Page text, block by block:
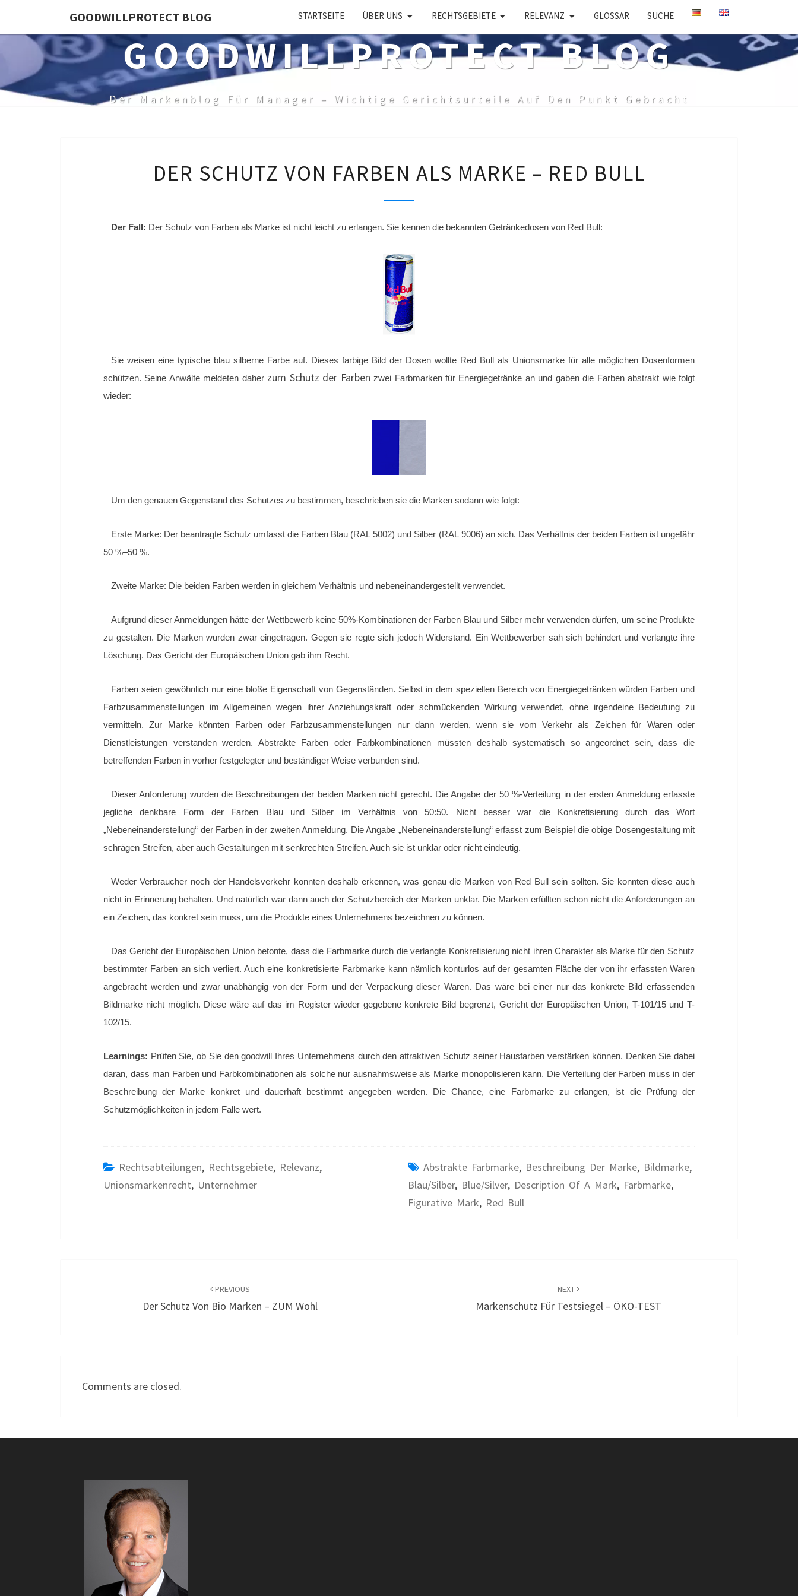
content
GOODWILLPROTECT BLOG STARTSEITE ÜBER UNS RECHTSGEBIETE RELEVANZ GLOSSAR SUCHE
GOODWILLPROTECT BLOG
Der Markenblog Für Manager – Wichtige Gerichtsurteile Auf Den Punkt Gebracht
SCHUTZ
ALS
–
RED
BULL
DER SCHUTZ VON FARBEN ALS MARKE – RED BULL
Der Fall: Der Schutz von Farben als Marke ist nicht leicht zu erlangen. Sie kennen die bekannten Getränkedosen von Red Bull:
Sie weisen eine typische blau silberne Farbe auf. Dieses farbige Bild der Dosen wollte Red Bull als Unionsmarke für alle möglichen Dosenformen
schützen. Seine Anwälte meldeten daher zum Schutz der Farben zwei Farbmarken für Energiegetränke an und gaben die Farben abstrakt wie folgt
wieder:
Um den genauen Gegenstand des Schutzes zu bestimmen, beschrieben sie die Marken sodann wie folgt:
Erste Marke: Der beantragte Schutz umfasst die Farben Blau (RAL 5002) und Silber (RAL 9006) an sich. Das Verhältnis der beiden Farben ist ungefähr
50 %–50 %.
Zweite Marke: Die beiden Farben werden in gleichem Verhältnis und nebeneinandergestellt verwendet.
Aufgrund dieser Anmeldungen hätte der Wettbewerb keine 50%-Kombinationen der Farben Blau und Silber mehr verwenden dürfen, um seine Produkte
zu gestalten. Die Marken wurden zwar eingetragen. Gegen sie regte sich jedoch Widerstand. Ein Wettbewerber sah sich behindert und verlangte ihre
Löschung. Das Gericht der Europäischen Union gab ihm Recht.
Farben seien gewöhnlich nur eine bloße Eigenschaft von Gegenständen. Selbst in dem speziellen Bereich von Energiegetränken würden Farben und
Farbzusammenstellungen im Allgemeinen wegen ihrer Anziehungskraft oder schmückenden Wirkung verwendet, ohne irgendeine Bedeutung zu
vermitteln. Zur Marke könnten Farben oder Farbzusammenstellungen nur dann werden, wenn sie vom Verkehr als Zeichen für Waren oder
Dienstleistungen verstanden werden. Abstrakte Farben oder Farbkombinationen müssten deshalb systematisch so angeordnet sein, dass die
betreffenden Farben in vorher festgelegter und beständiger Weise verbunden sind.
Dieser Anforderung wurden die Beschreibungen der beiden Marken nicht gerecht. Die Angabe der 50 %-Verteilung in der ersten Anmeldung erfasste
jegliche denkbare Form der Farben Blau und Silber im Verhältnis von 50:50. Nicht besser war die Konkretisierung durch das Wort
„Nebeneinanderstellung“ der Farben in der zweiten Anmeldung. Die Angabe „Nebeneinanderstellung“ erfasst zum Beispiel die obige Dosengestaltung mit
schrägen Streifen, aber auch Gestaltungen mit senkrechten Streifen. Auch sie ist unklar oder nicht eindeutig.
Weder Verbraucher noch der Handelsverkehr konnten deshalb erkennen, was genau die Marken von Red Bull sein sollten. Sie konnten diese auch
nicht in Erinnerung behalten. Und natürlich war dann auch der Schutzbereich der Marken unklar. Die Marken erfüllten schon nicht die Anforderungen an
ein Zeichen, das konkret sein muss, um die Produkte eines Unternehmens bezeichnen zu können.
Das Gericht der Europäischen Union betonte, dass die Farbmarke durch die verlangte Konkretisierung nicht ihren Charakter als Marke für den Schutz
bestimmter Farben an sich verliert. Auch eine konkretisierte Farbmarke kann nämlich konturlos auf der gesamten Fläche der von ihr erfassten Waren
angebracht werden und zwar unabhängig von der Form und der Verpackung dieser Waren. Das wäre bei einer nur das konkrete Bild erfassenden
Bildmarke nicht möglich. Diese wäre auf das im Register wieder gegebene konkrete Bild begrenzt, Gericht der Europäischen Union, T-101/15 und T-
102/15.
Learnings: Prüfen Sie, ob Sie den goodwill Ihres Unternehmens durch den attraktiven Schutz seiner Hausfarben verstärken können. Denken Sie dabei
daran, dass man Farben und Farbkombinationen als solche nur ausnahmsweise als Marke monopolisieren kann. Die Verteilung der Farben muss in der
Beschreibung der Marke konkret und dauerhaft bestimmt angegeben werden. Die Chance, eine Farbmarke zu erlangen, ist die Prüfung der
Schutzmöglichkeiten in jedem Falle wert.
Rechtsabteilungen, Rechtsgebiete, Relevanz,
Unionsmarkenrecht, Unternehmer
Abstrakte Farbmarke, Beschreibung Der Marke, Bildmarke,
Blau/Silber, Blue/silver, Description Of A Mark, Farbmarke,
Figurative Mark, Red Bull
PREVIOUS
Der Schutz Von Bio Marken – ZUM Wohl
NEXT
Markenschutz Für Testsiegel – ÖKO-TEST
Comments are closed.